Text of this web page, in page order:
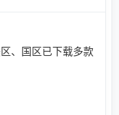
、国区已下载多款